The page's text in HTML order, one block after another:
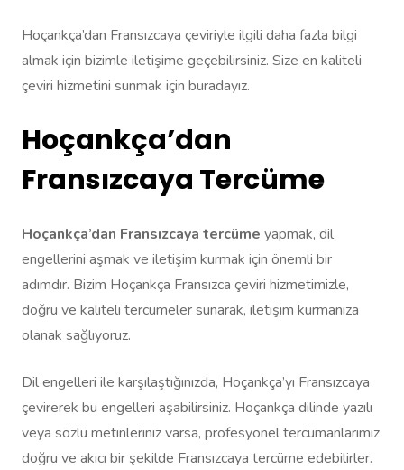
Hoçankça’dan Fransızcaya çeviriyle ilgili daha fazla bilgi
almak için bizimle iletişime geçebilirsiniz. Size en kaliteli
çeviri hizmetini sunmak için buradayız.
Hoçankça’dan
Fransızcaya Tercüme
Hoçankça’dan Fransızcaya tercüme yapmak, dil
engellerini aşmak ve iletişim kurmak için önemli bir
adımdır. Bizim Hoçankça Fransızca çeviri hizmetimizle,
doğru ve kaliteli tercümeler sunarak, iletişim kurmanıza
olanak sağlıyoruz.
Dil engelleri ile karşılaştığınızda, Hoçankça’yı Fransızcaya
çevirerek bu engelleri aşabilirsiniz. Hoçankça dilinde yazılı
veya sözlü metinleriniz varsa, profesyonel tercümanlarımız
doğru ve akıcı bir şekilde Fransızcaya tercüme edebilirler.